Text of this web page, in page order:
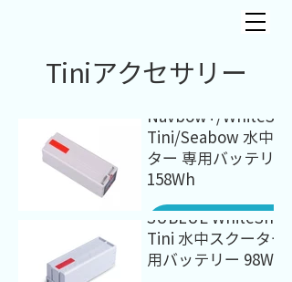
Tiniアクセサリー
Navbow+/
Tini/Seabow 水中ス
ター 専用バッテリー
158Wh
詳細はこちら
SUBLUE WhiteShark
Tini 水中スクーター
用バッテリー 98Wh